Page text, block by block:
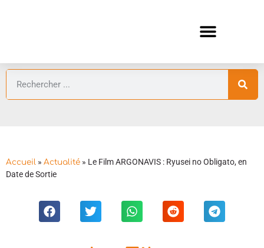
Accueil » Actualité » Le Film ARGONAVIS : Ryusei no Obligato, en
Date de Sortie